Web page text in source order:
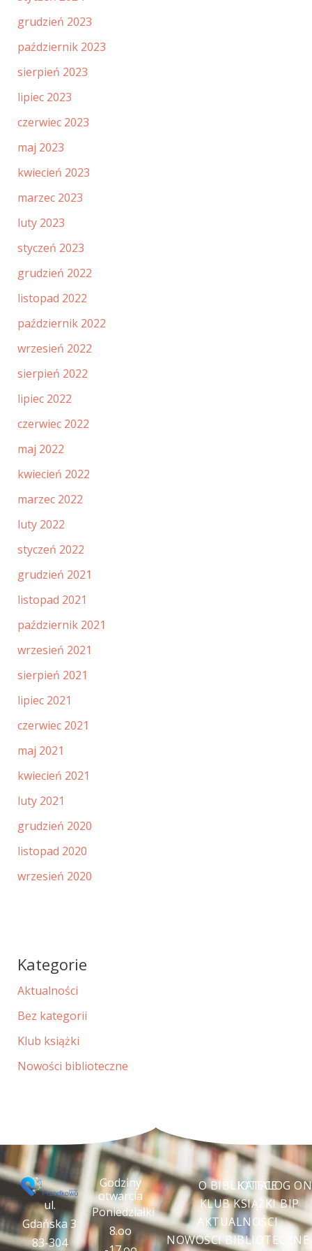
grudzień 2023
październik 2023
sierpień 2023
lipiec 2023
czerwiec 2023
maj 2023
kwiecień 2023
marzec 2023
luty 2023
styczeń 2023
grudzień 2022
listopad 2022
październik 2022
wrzesień 2022
sierpień 2022
lipiec 2022
czerwiec 2022
maj 2022
kwiecień 2022
marzec 2022
luty 2022
styczeń 2022
grudzień 2021
listopad 2021
październik 2021
wrzesień 2021
sierpień 2021
lipiec 2021
czerwiec 2021
maj 2021
kwiecień 2021
luty 2021
grudzień 2020
listopad 2020
wrzesień 2020
Kategorie
Aktualności
Bez kategorii
Klub książki
Nowości biblioteczne
ul.
Gdańska 3
83-304
Godziny
otwarcia
Poniedziałki
8.oo
O BIBLIOTECE
KLUB KSIĄŻKI
AKTUALNOŚCI
NOWOŚCI BIBLIOTECZNE
KATALOG
BIP